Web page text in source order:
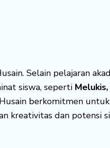
Selain pelajaran
siswa, seperti
berkomitmen
kreativitas dan potensi